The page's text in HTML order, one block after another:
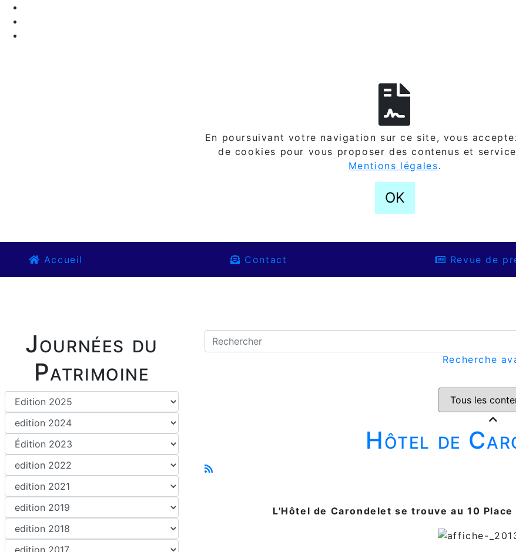
En poursuivant votre navigation sur ce site, vous
de cookies pour vous proposer des contenus et
Mentions légales.
OK
Accueil Contact Revue de
Journées du
Patrimoine
Recherche
Hôtel de
L'Hôtel de Carondelet se trouve au 10